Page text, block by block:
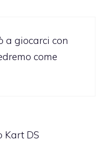
a giocarci con
come
Kart DS